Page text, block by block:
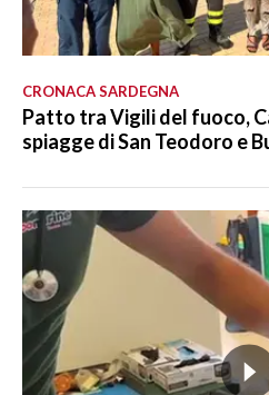
CRONACA SARDEGNA
Patto tra Vigili del fuoco,
spiagge di San Teodoro e